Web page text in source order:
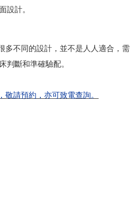
設計。
多不同的設計，並不是人人適合，需
判斷和準確驗配。
敬請預約，亦可致電查詢。